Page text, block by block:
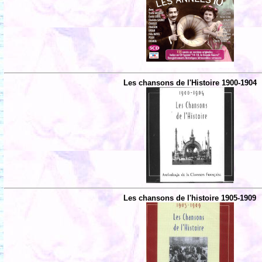
Les chansons de l'Histoire 1900-1904
Les chansons de l'histoire 1905-1909